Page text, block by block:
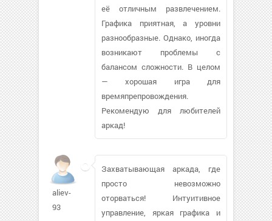
её отличным развлечением.
Графика приятная, а уровни
разнообразные. Однако, иногда
возникают проблемы с
балансом сложности. В целом
— хорошая игра для
времяпрепровождения.
Рекомендую для любителей
аркад!
aliev-
93
Захватывающая аркада, где
просто невозможно
оторваться! Интуитивное
управление, яркая графика и